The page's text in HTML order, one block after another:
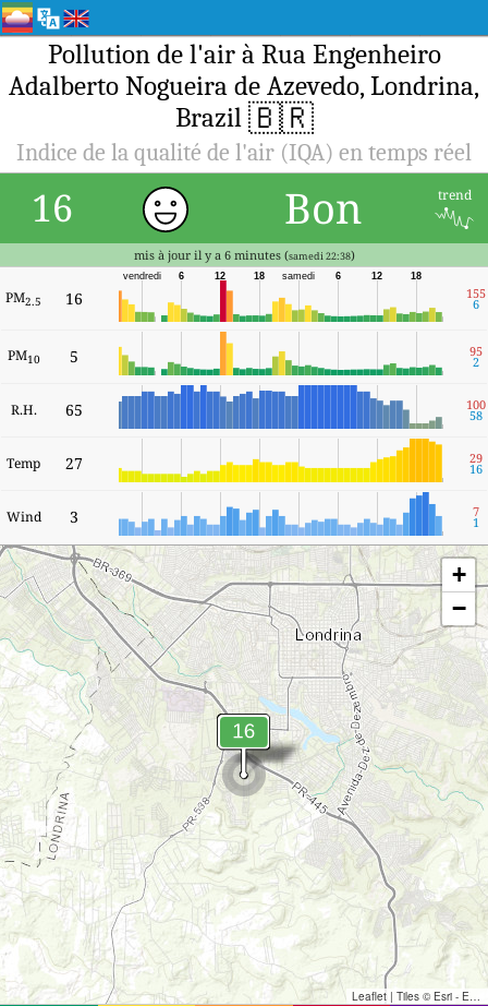
Pollution de l'air à Rua Engenheiro
Adalberto Nogueira de Azevedo, Londrina,
Brazil 🇧🇷
Indice de la qualité de l'air (IQA) en temps réel
16 Bon trend
mis à jour il y a 6 minutes (samedi 22:38)
PM2.5 16
18
12
6
samedi
18
12
6
vendredi
155
6
PM10 5 95
2
R.H. 65 100
58
Temp 27 29
16
Wind 3 7
1
+
−
Leaflet | Tiles © Esri - Esri, DeLorme, NAVTEQ, TomTom, Intermap, iPC, USGS, FAO, NPS, NRCAN, GeoBase, Kadaster NL, Ordnance Survey, Esri Japan, METI, Esri China (Hong Kong), and the GIS User Community